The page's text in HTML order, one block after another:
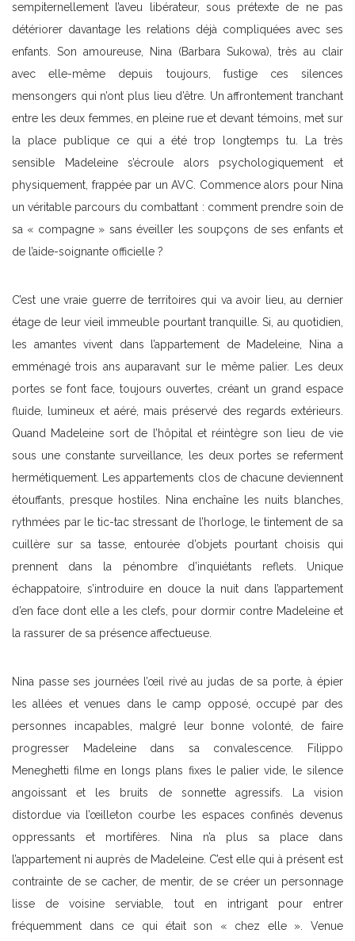
sempiternellement l’aveu libérateur, sous prétexte de ne pas
détériorer davantage les relations déjà compliquées avec ses
enfants. Son amoureuse, Nina (Barbara Sukowa), très au clair
avec elle-même depuis toujours, fustige ces silences
mensongers qui n’ont plus lieu d’être. Un affrontement tranchant
entre les deux femmes, en pleine rue et devant témoins, met sur
la place publique ce qui a été trop longtemps tu. La très
sensible Madeleine s’écroule alors psychologiquement et
physiquement, frappée par un AVC. Commence alors pour Nina
un véritable parcours du combattant : comment prendre soin de
sa « compagne » sans éveiller les soupçons de ses enfants et
de l’aide-soignante officielle ?
C’est une vraie guerre de territoires qui va avoir lieu, au dernier
étage de leur vieil immeuble pourtant tranquille. Si, au quotidien,
les amantes vivent dans l’appartement de Madeleine, Nina a
emménagé trois ans auparavant sur le même palier. Les deux
portes se font face, toujours ouvertes, créant un grand espace
fluide, lumineux et aéré, mais préservé des regards extérieurs.
Quand Madeleine sort de l’hôpital et réintègre son lieu de vie
sous une constante surveillance, les deux portes se referment
hermétiquement. Les appartements clos de chacune deviennent
étouffants, presque hostiles. Nina enchaîne les nuits blanches,
rythmées par le tic-tac stressant de l’horloge, le tintement de sa
cuillère sur sa tasse, entourée d’objets pourtant choisis qui
prennent dans la pénombre d’inquiétants reflets. Unique
échappatoire, s’introduire en douce la nuit dans l’appartement
d’en face dont elle a les clefs, pour dormir contre Madeleine et
la rassurer de sa présence affectueuse.
Nina passe ses journées l’œil rivé au judas de sa porte, à épier
les allées et venues dans le camp opposé, occupé par des
personnes incapables, malgré leur bonne volonté, de faire
progresser Madeleine dans sa convalescence. Filippo
Meneghetti filme en longs plans fixes le palier vide, le silence
angoissant et les bruits de sonnette agressifs. La vision
distordue via l’œilleton courbe les espaces confinés devenus
oppressants et mortifères. Nina n’a plus sa place dans
l’appartement ni auprès de Madeleine. C’est elle qui à présent est
contrainte de se cacher, de mentir, de se créer un personnage
lisse de voisine serviable, tout en intrigant pour entrer
fréquemment dans ce qui était son « chez elle ». Venue